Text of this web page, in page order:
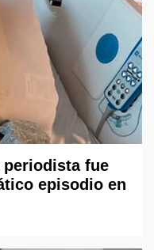
fue
episodio en